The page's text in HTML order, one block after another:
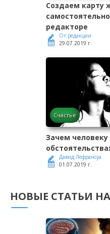
Создаем карту
редакторе
От редакции
29.07.2019 г.
Счастье
Зачем
Давид Лефрансуа
01.07.2019 г.
НОВЫЕ СТАТЬИ